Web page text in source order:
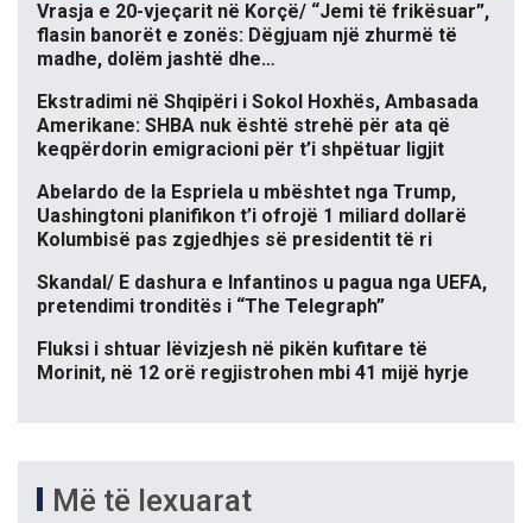
Vrasja e 20-vjeçarit në Korçë/ “Jemi të frikësuar”,
flasin banorët e zonës: Dëgjuam një zhurmë të
madhe, dolëm jashtë dhe…
Ekstradimi në Shqipëri i Sokol Hoxhës, Ambasada
Amerikane: SHBA nuk është strehë për ata që
keqpërdorin emigracioni për t’i shpëtuar ligjit
Abelardo de la Espriela u mbështet nga Trump,
Uashingtoni planifikon t’i ofrojë 1 miliard dollarë
Kolumbisë pas zgjedhjes së presidentit të ri
Skandal/ E dashura e Infantinos u pagua nga UEFA,
pretendimi tronditës i “The Telegraph”
Fluksi i shtuar lëvizjesh në pikën kufitare të
Morinit, në 12 orë regjistrohen mbi 41 mijë hyrje
Më të lexuarat